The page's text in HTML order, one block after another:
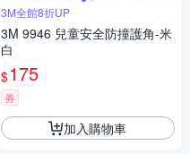
3M全館8折UP
3M 9946 兒童安全防撞護角-米
白
$175
券
加入購物車